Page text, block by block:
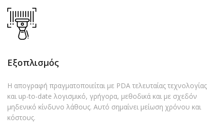
Εξοπλισμός
Η απογραφή πραγματοποιείται με PDA τελευταίας τεχνολογίας
και up-to-date λογισμικό, γρήγορα, μεθοδικά και με σχεδόν
μηδενικό κίνδυνο λάθους. Αυτό σημαίνει μείωση χρόνου και
κόστους.